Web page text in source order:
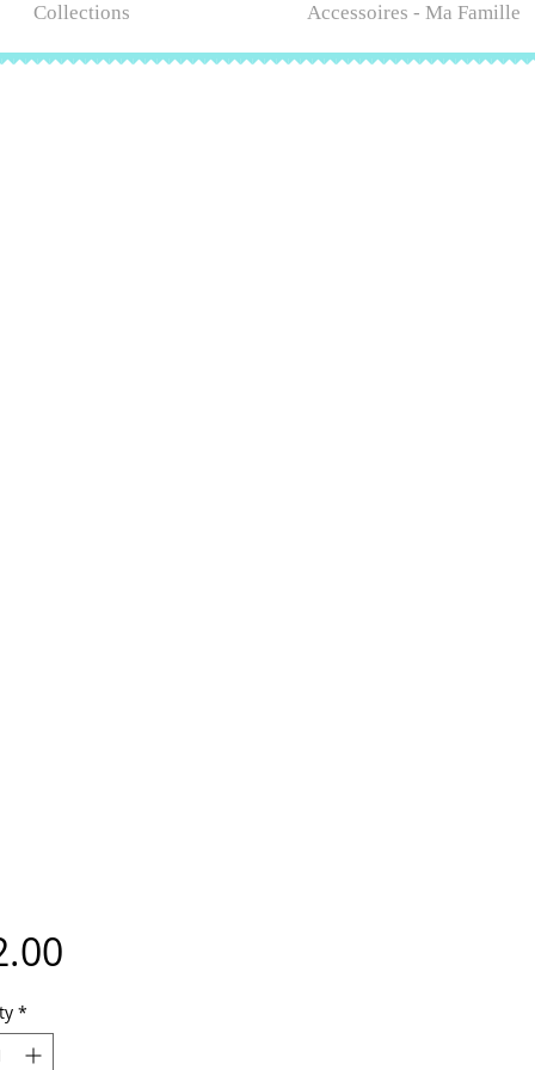
Collections Accessoires - Ma Famille
Price
*